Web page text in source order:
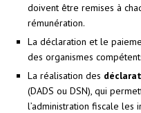
doivent être remises à
rémunération.
La déclaration et le
des organismes
La réalisation des
(DADS ou DSN), qui
l’administration fiscale les